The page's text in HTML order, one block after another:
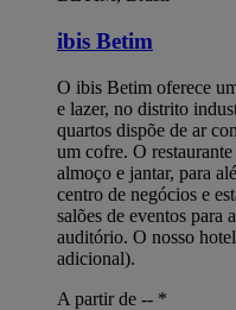
ibis Betim
O ibis Betim oferece
e lazer, no distrito
quartos dispõe de ar
um cofre. O
almoço e jantar, para
centro de negócios e
salões de eventos para
auditório. O nosso
adicional).
A partir de -- *